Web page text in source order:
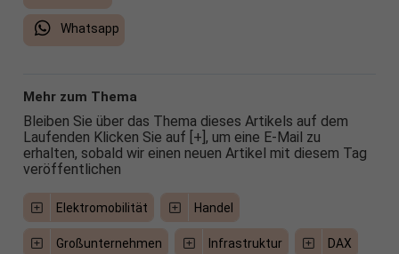
Whatsapp
Mehr zum Thema
Bleiben Sie über das Thema dieses Artikels auf dem
Laufenden Klicken Sie auf [+], um eine E-Mail zu
erhalten, sobald wir einen neuen Artikel mit diesem Tag
veröffentlichen
Elektromobilität Handel
Großunternehmen Infrastruktur DAX